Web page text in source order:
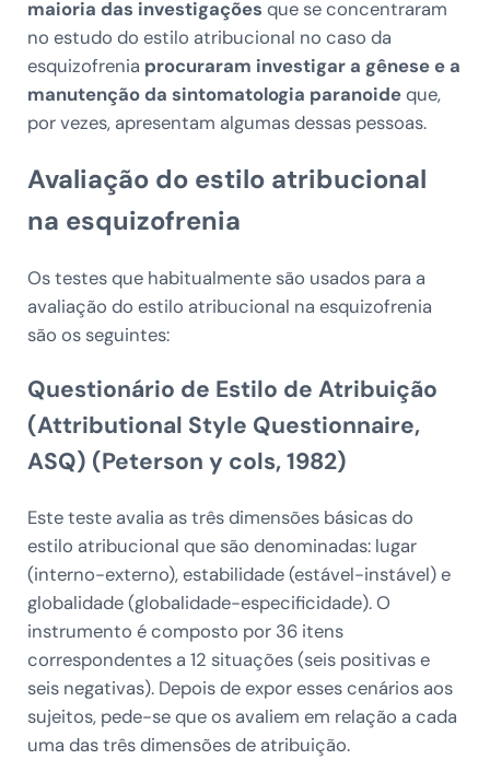
maioria das investigações que se concentraram
no estudo do estilo atribucional no caso da
esquizofrenia procuraram investigar a gênese e a
manutenção da sintomatologia paranoideque,
por vezes, apresentam algumas dessas pessoas.
Avaliação do estilo atribucional
na esquizofrenia
Os testes que habitualmente são usados para a
avaliação do estilo atribucional na esquizofrenia
são os seguintes:
Questionário de Estilo de Atribuição
(Attributional Style Questionnaire,
ASQ) (Peterson y cols, 1982)
Este teste avalia as três dimensões básicas do
estilo atribucional que são denominadas: lugar
(interno-externo), estabilidade (estável-instável) e
globalidade (globalidade-especificidade). O
instrumento é composto por 36 itens
correspondentes a 12 situações (seis positivas e
seis negativas). Depois de expor esses cenários aos
sujeitos, pede-se que os avaliem em relação a cada
uma das três dimensões de atribuição.